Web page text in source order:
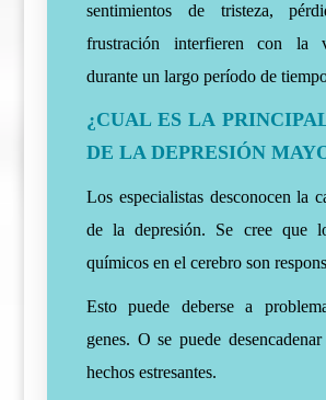
sentimientos de tristeza,
frustración interfieren con la
durante un largo período de
¿CUAL ES LA
DE LA DEPRESIÓN
Los especialistas desconocen la
de la depresión. Se cree que
químicos en el cerebro son
Esto puede deberse a
genes. O se puede
hechos estresantes.